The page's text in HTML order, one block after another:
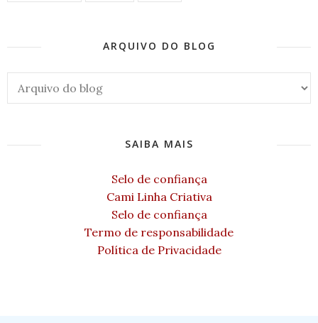
ARQUIVO DO BLOG
SAIBA MAIS
Selo de confiança
Cami Linha Criativa
Selo de confiança
Termo de responsabilidade
Política de Privacidade